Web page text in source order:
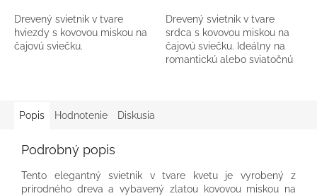
Drevený svietnik v tvare
hviezdy s kovovou miskou na
čajovú sviečku.
Drevený svietnik v tvare
srdca s kovovou miskou na
čajovú sviečku. Ideálny na
romantickú alebo sviatočnú
Popis Hodnotenie Diskusia
Podrobný popis
Tento elegantný svietnik v tvare kvetu je vyrobený z
prírodného dreva a vybavený zlatou kovovou miskou na